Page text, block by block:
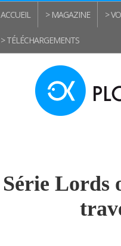
ACCUEIL > MAGAZINE >
> TÉLÉCHARGEMENTS
Série Lords